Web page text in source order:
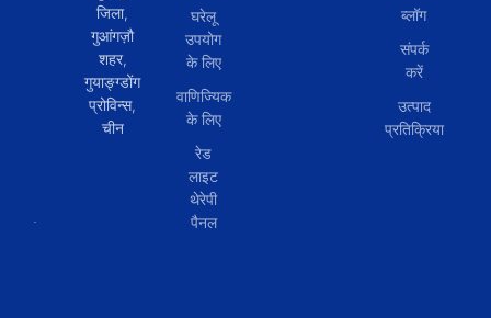
जिला,
गुआंगज़ौ
शहर,
गुयाङ्ग्डोंग
प्रोविन्स,
चीन
घरेलू
उपयोग
के लिए
वाणिज्यिक
के लिए
रेड
लाइट
थेरेपी
पैनल
ब्लॉग
संपर्क
करें
उत्पाद
प्रतिक्रिया